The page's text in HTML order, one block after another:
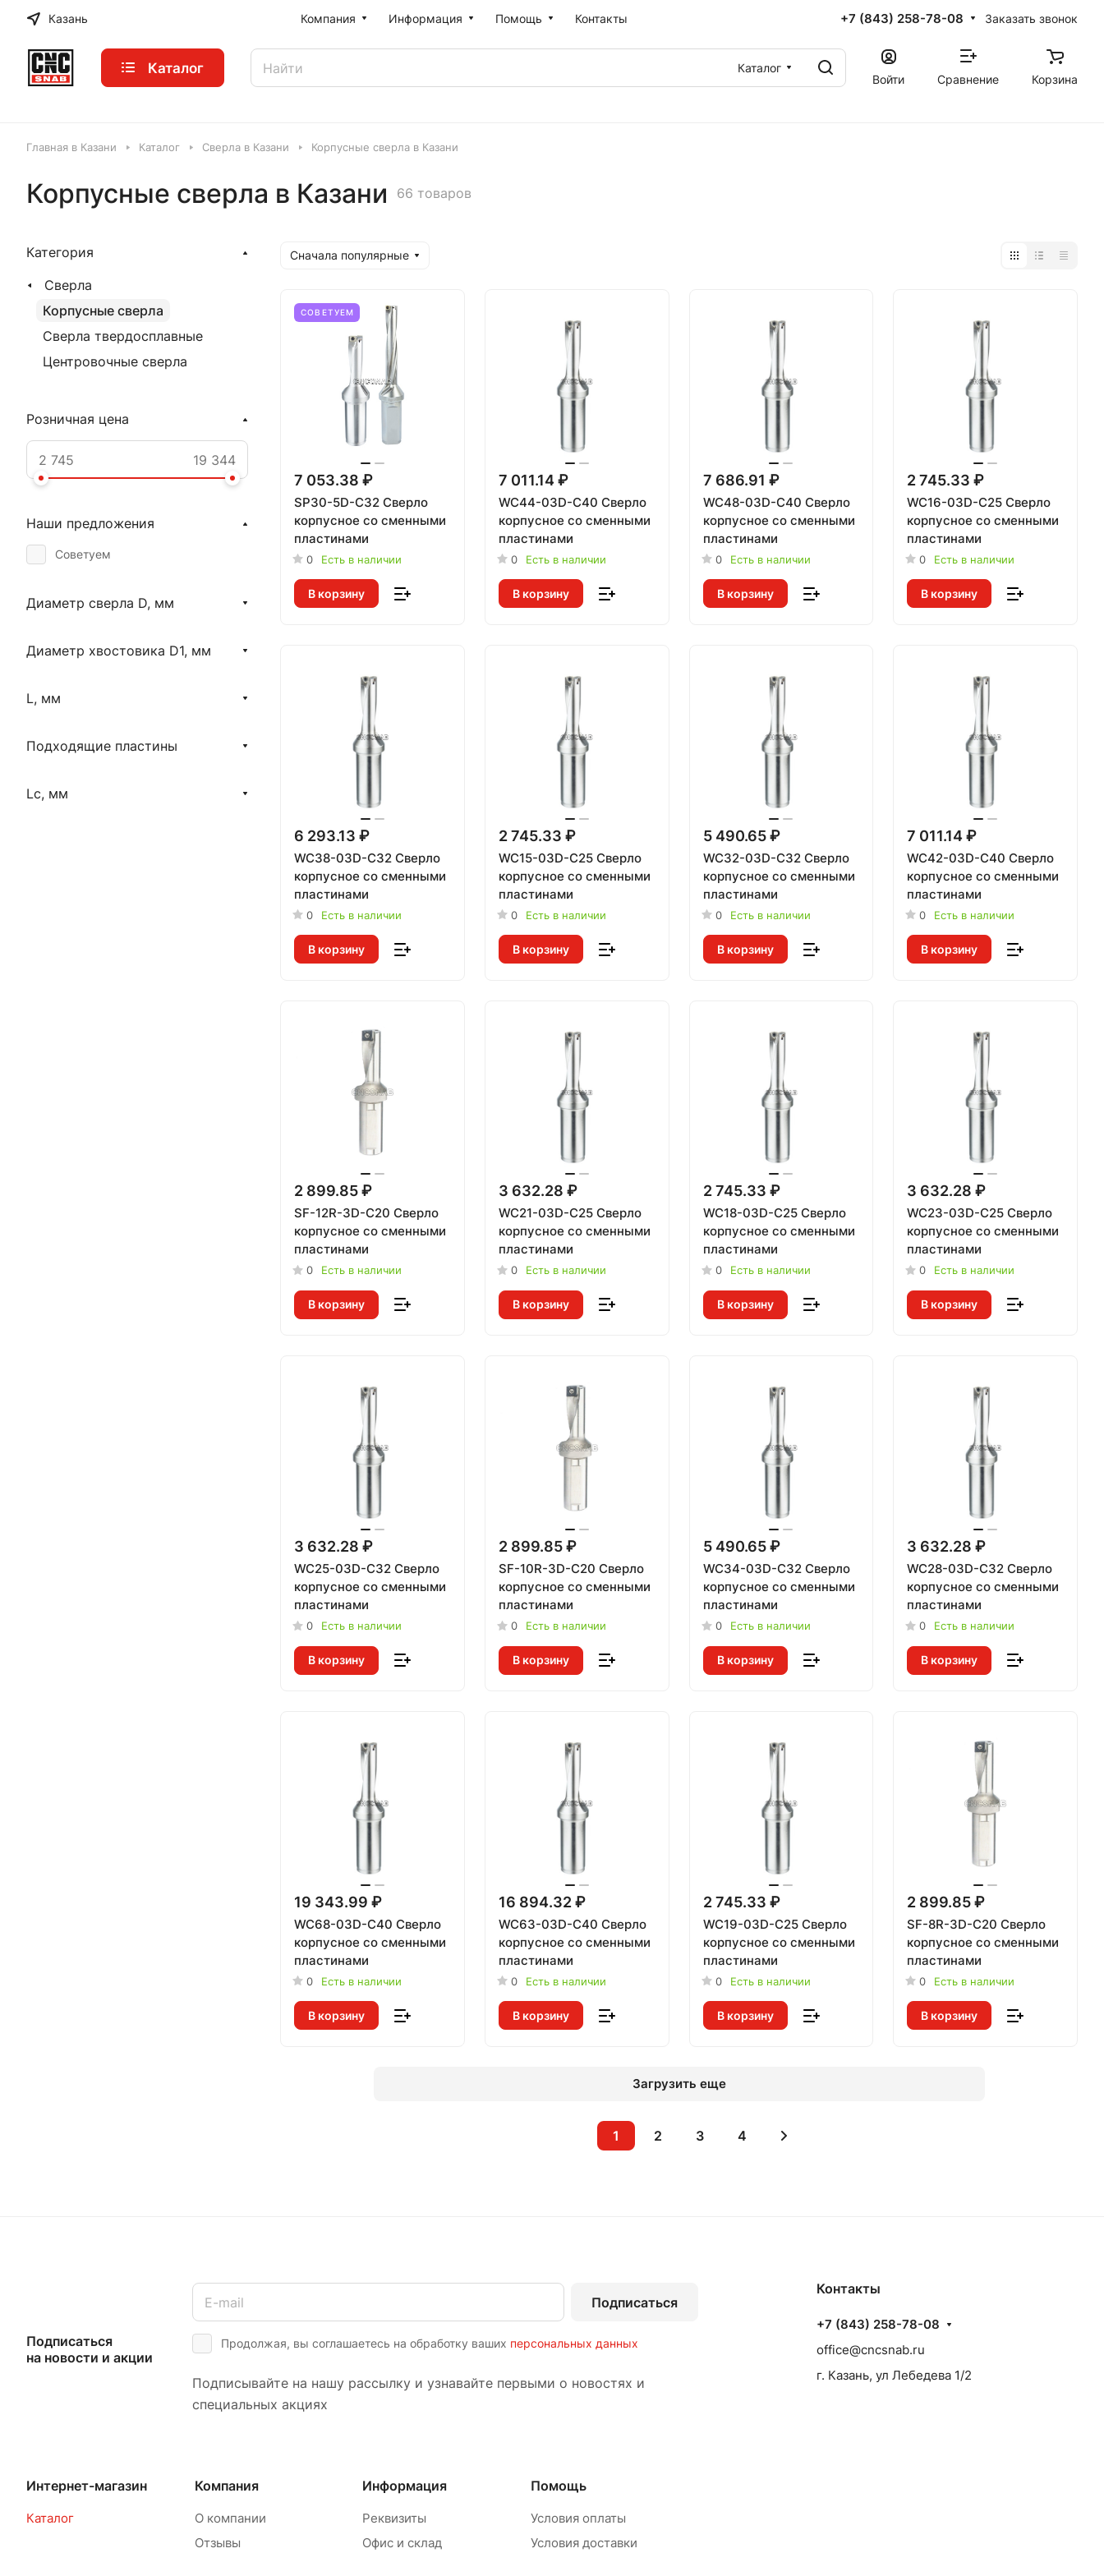
Казань Компания Информация Помощь Контакты +7 (843) 258-78-08 Заказать звонок
Каталог
Каталог
Войти
Сравнение Корзина
Главная в Казани Каталог Сверла в Казани Корпусные сверла в Казани
Корпусные сверла в Казани 66 товаров
Сначала популярные
СОВЕТУЕМ
7 053.38 ₽
SP30-5D-C32 Сверло
корпусное со сменными
пластинами
0 Есть в наличии
В корзину
7 011.14 ₽
WC44-03D-C40 Сверло
корпусное со сменными
пластинами
0 Есть в наличии
В корзину
7 686.91 ₽
WC48-03D-C40 Сверло
корпусное со сменными
пластинами
0 Есть в наличии
В корзину
2 745.33 ₽
WC16-03D-C25 Сверло
корпусное со сменными
пластинами
0 Есть в наличии
В корзину
6 293.13 ₽
WC38-03D-C32 Сверло
корпусное со сменными
пластинами
0 Есть в наличии
В корзину
2 745.33 ₽
WC15-03D-C25 Сверло
корпусное со сменными
пластинами
0 Есть в наличии
В корзину
5 490.65 ₽
WC32-03D-C32 Сверло
корпусное со сменными
пластинами
0 Есть в наличии
В корзину
7 011.14 ₽
WC42-03D-C40 Сверло
корпусное со сменными
пластинами
0 Есть в наличии
В корзину
2 899.85 ₽
SF-12R-3D-C20 Сверло
корпусное со сменными
пластинами
0 Есть в наличии
В корзину
3 632.28 ₽
WC21-03D-C25 Сверло
корпусное со сменными
пластинами
0 Есть в наличии
В корзину
2 745.33 ₽
WC18-03D-C25 Сверло
корпусное со сменными
пластинами
0 Есть в наличии
В корзину
3 632.28 ₽
WC23-03D-C25 Сверло
корпусное со сменными
пластинами
0 Есть в наличии
В корзину
3 632.28 ₽
WC25-03D-C32 Сверло
корпусное со сменными
пластинами
0 Есть в наличии
В корзину
2 899.85 ₽
SF-10R-3D-C20 Сверло
корпусное со сменными
пластинами
0 Есть в наличии
В корзину
5 490.65 ₽
WC34-03D-C32 Сверло
корпусное со сменными
пластинами
0 Есть в наличии
В корзину
3 632.28 ₽
WC28-03D-C32 Сверло
корпусное со сменными
пластинами
0 Есть в наличии
В корзину
19 343.99 ₽
WC68-03D-C40 Сверло
корпусное со сменными
пластинами
0 Есть в наличии
В корзину
16 894.32 ₽
WC63-03D-C40 Сверло
корпусное со сменными
пластинами
0 Есть в наличии
В корзину
2 745.33 ₽
WC19-03D-C25 Сверло
корпусное со сменными
пластинами
0 Есть в наличии
В корзину
2 899.85 ₽
SF-8R-3D-C20 Сверло
корпусное со сменными
пластинами
0 Есть в наличии
В корзину
Загрузить еще
1 2 3 4
Категория
Сверла
Корпусные сверла
Сверла твердосплавные
Центровочные сверла
Розничная цена
Наши предложения
Советуем
Диаметр сверла D, мм
Диаметр хвостовика D1, мм
L, мм
Подходящие пластины
Lc, мм
Подписаться
на новости и акции
Подписаться
Продолжая, вы соглашаетесь на обработку ваших персональных данных
Подписывайте на нашу рассылку и узнавайте первыми о новостях и
специальных акциях
Интернет-магазин
Каталог
Компания
О компании
Отзывы
Информация
Реквизиты
Офис и склад
Помощь
Условия оплаты
Условия доставки
Контакты
+7 (843) 258-78-08
office@cncsnab.ru
г. Казань, ул Лебедева 1/2